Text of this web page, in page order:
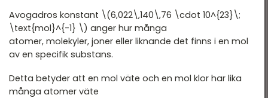
Avogadros konstant \(6,022\,140\,76 \cdot 10^{23}\;
\text{mol}^{-1} \) anger hur många
atomer, molekyler, joner eller liknande det finns i en mol
av en specifik substans.
Detta betyder att en mol väte och en mol klor har lika
många atomer väte
Termokemi